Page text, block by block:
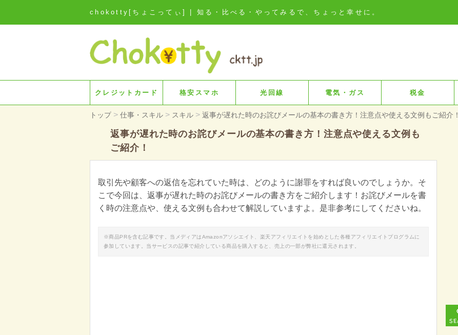
chokotty[ちょこってぃ] | 知る・比べる・やってみるで、ちょっと幸せに。
クレジットカード 格安スマホ 光回線 電気・ガス 税金
トップ > 仕事・スキル > スキル > 返事が遅れた時のお詫びメールの基本の書き方！注意点や使える文例もご紹介！
返事が遅れた時のお詫びメールの基本の書き方！注意点や使える文例も
ご紹介！
取引先や顧客への返信を忘れていた時は、どのように謝罪をすれば良いのでしょうか。そ
こで今回は、返事が遅れた時のお詫びメールの書き方をご紹介します！お詫びメールを書
く時の注意点や、使える文例も合わせて解説していますよ。是非参考にしてくださいね。
※商品PRを含む記事です。当メディアはAmazonアソシエイト、楽天アフィリエイトを始めとした各種アフィリエイトプログラムに
参加しています。当サービスの記事で紹介している商品を購入すると、売上の一部が弊社に還元されます。